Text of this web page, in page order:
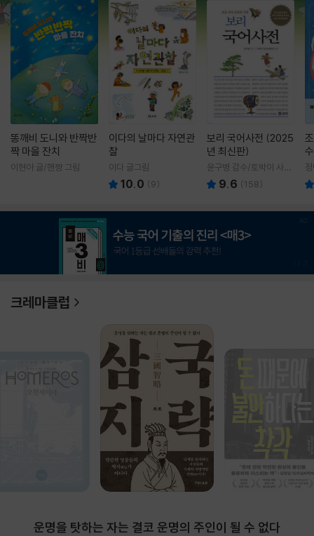
똥깨비 도니와 반짝반
짝 마을 잔치
이현아 글/핸짱 그림
이다의 날마다 자연관
찰
이다 글그림
10.0 (9)
보리 국어사전 (2025
년 최신판)
윤구병 감수/토박이 사전
편찬실 편
9.6 (158)
크레마클럽
운명을 탓하는 자는 결코 운명의 주인이 될 수 없다